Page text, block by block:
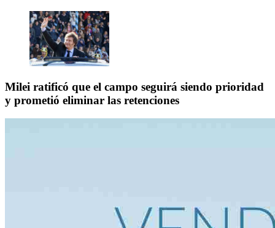
Milei ratificó que el campo seguirá siendo prioridad
y prometió eliminar las retenciones